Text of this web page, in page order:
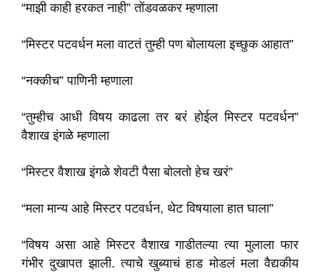
“माझी काही हरकत नाही” तोंडवळकर म्हणाला
“मिस्टर पटवर्धन मला वाटतं तुम्ही पण बोलायला इच्छुक आहात”
“नक्कीच” पाणिनी म्हणाला
“तुम्हीच आधी विषय काढला तर बरं होईल मिस्टर पटवर्धन”
वैशाख इंगळे म्हणाला
“मिस्टर वैशाख इंगळे शेवटी पैसा बोलतो हेच खरं”
“मला मान्य आहे मिस्टर पटवर्धन, थेट विषयाला हात घाला”
“विषय असा आहे मिस्टर वैशाख गाडीतल्या त्या मुलाला फार
गंभीर दुखापत झाली. त्याचे खुब्याचं हाड मोडलं मला वैद्यकीय